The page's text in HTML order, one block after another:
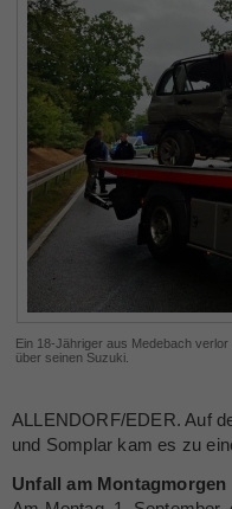
Ein 18-Jähriger aus Medebach
über seinen Suzuki.
ALLENDORF/EDER. Auf
und Somplar kam es zu
Unfall am Montagmorgen